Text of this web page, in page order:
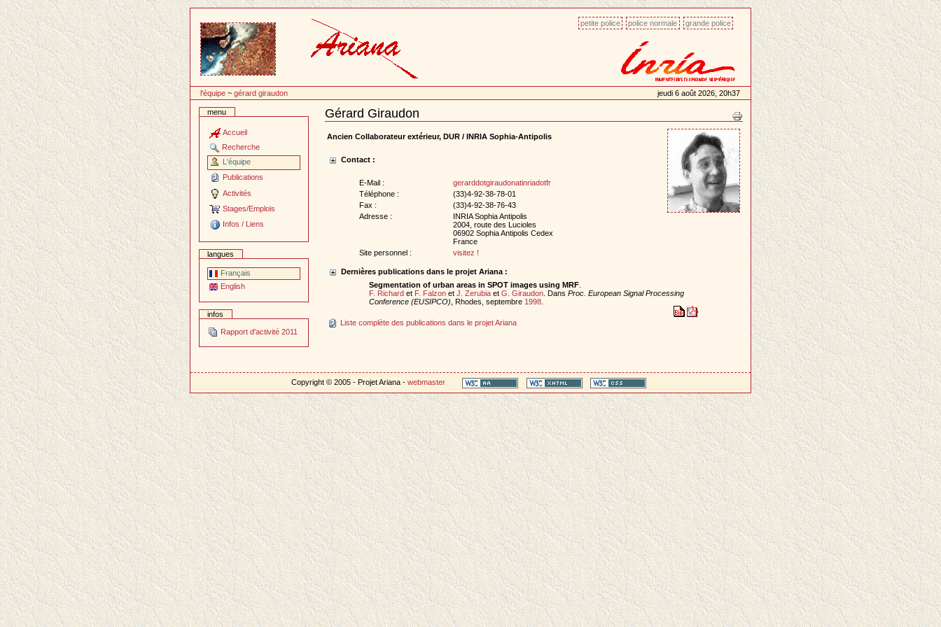
contenu
petite police police normale grande police
l'équipe ~gérard giraudon jeudi 6 août 2026, 20h37
menu
Accueil
Recherche
L'équipe
Publications
Activités
Stages/Emplois
Infos / Liens
langues
Français
English
infos
Rapport d'activité 2011
Gérard Giraudon
Document
Actions
Ancien Collaborateur extérieur, DUR / INRIA Sophia-Antipolis
Contact :
E-Mail :
gerarddotgiraudonatinriadotfr
Téléphone :
(33)4-92-38-78-01
Fax :
(33)4-92-38-76-43
Adresse :
INRIA Sophia Antipolis
2004, route des Lucioles
06902 Sophia Antipolis Cedex
France
Site personnel :
visitez !
Dernières publications dans le projet Ariana :
Segmentation of urban areas in SPOT images using MRF
F. Richard et F. Falzon etJ. Zerubia etG. Giraudon . DansProc. European Signal Processing
Conference (EUSIPCO) , Rhodes, septembre 1998
Liste complète des publications dans le projet Ariana
Copyright © 2005 - Projet Ariana -webmaster